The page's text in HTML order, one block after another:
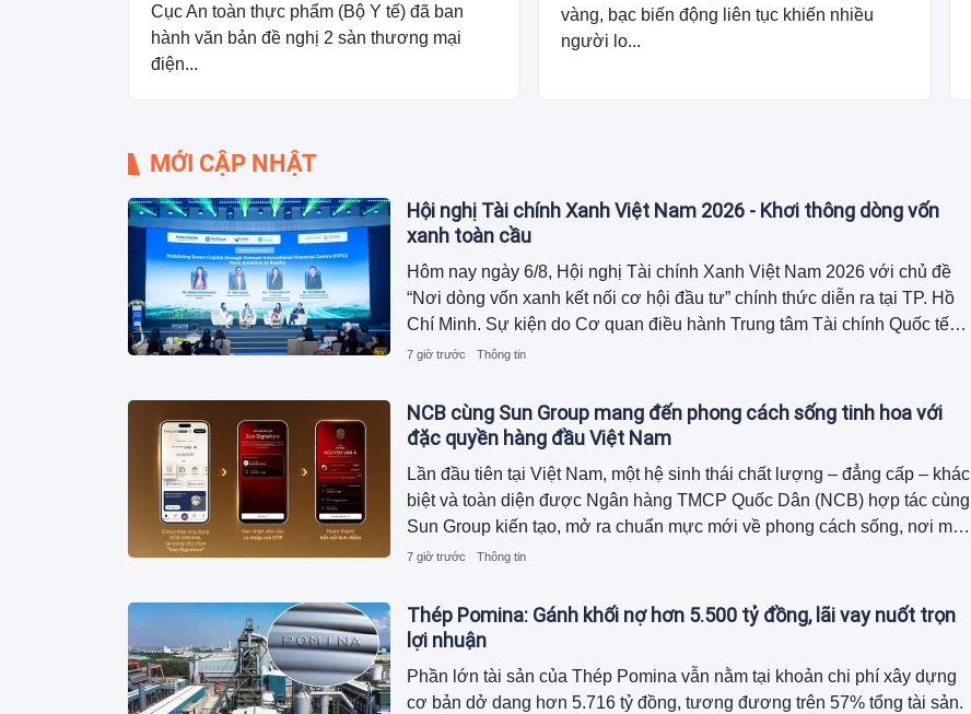
Cục An toàn thực phẩm (Bộ Y tế) đã ban
hành văn bản đề nghị 2 sàn thương mại
điện...
vàng, bạc biến động liên tục khiến nhiều
người lo...
MỚI CẬP NHẬT
Hội nghị Tài chính Xanh Việt Nam 2026 - Khơi thông dòng vốn
xanh toàn cầu
Hôm nay ngày 6/8, Hội nghị Tài chính Xanh Việt Nam 2026 với chủ đề
“Nơi dòng vốn xanh kết nối cơ hội đầu tư” chính thức diễn ra tại TP. Hồ
Chí Minh. Sự kiện do Cơ quan điều hành Trung tâm Tài chính Quốc tế
Việt Nam tại TP.HCM (VIFC-HCMC), Ngân hàng TMCP Nam Á (Nam A
(GGGI) Việt Nam phối hợp tổ chức, với sự đồng hành của Optima
Wealth Partners.
7 giờ trước Thông tin
NCB cùng Sun Group mang đến phong cách sống tinh hoa với
đặc quyền hàng đầu Việt Nam
Lần đầu tiên tại Việt Nam, một hệ sinh thái chất lượng – đẳng cấp – khác
biệt và toàn diện được Ngân hàng TMCP Quốc Dân (NCB) hợp tác cùng
Sun Group kiến tạo, mở ra chuẩn mực mới về phong cách sống, nơi mỗi
trải nghiệm đều được nâng tầm bằng những đặc quyền cao nhất.
7 giờ trước Thông tin
Thép Pomina: Gánh khối nợ hơn 5.500 tỷ đồng, lãi vay nuốt trọn
lợi nhuận
Phần lớn tài sản của Thép Pomina vẫn nằm tại khoản chi phí xây dựng
cơ bản dở dang hơn 5.716 tỷ đồng, tương đương trên 57% tổng tài sản.